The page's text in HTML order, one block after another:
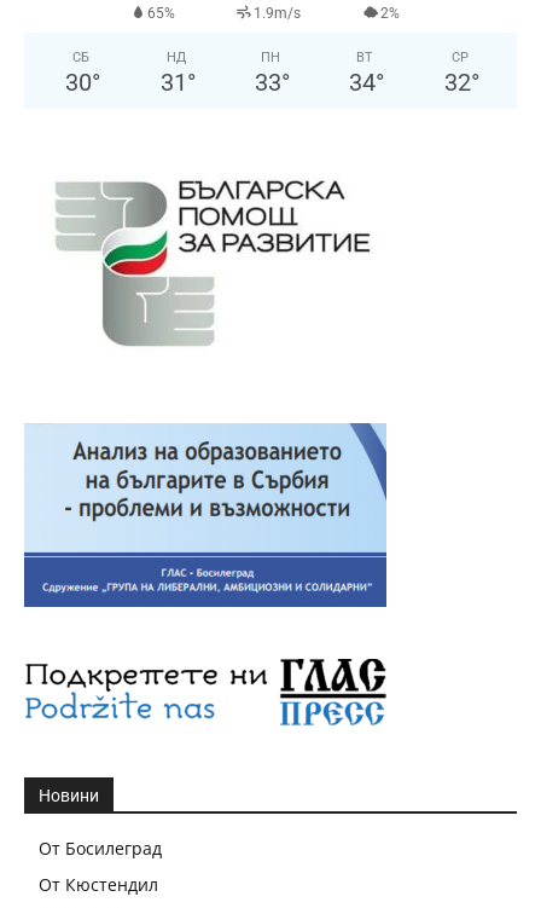
65% 1.9m/s 2%
СБ
30°
НД
31 °
ПН
33°
ВТ
34°
СР
32°
Новини
От Босилеград
От Кюстендил